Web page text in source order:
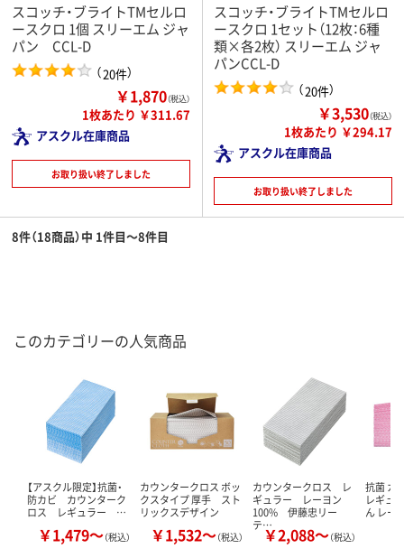
スコッチ・ブライトTMセルロ
ースクロ 1個 スリーエム ジャ
パン CCL-D
（20件）
￥1,870（税込）
1枚あたり ￥311.67
アスクル在庫商品
お取り扱い終了しました
スコッチ・ブライトTMセルロ
ースクロ 1セット（12枚：6種
類×各2枚） スリーエム ジャ
パンCCL-D
（20件）
￥3,530（税込）
1枚あたり ￥294.17
アスクル在庫商品
お取り扱い終了しました
8件（18商品）中 1件目～8件目
このカテゴリーの人気商品
【アスクル限定】抗菌・
防カビ カウンターク
ロス レギュラー …
￥1,479～（税込）
カウンタークロス ボッ
クスタイプ 厚手 スト
リックスデザイン
￥1,532～（税込）
カウンタークロス レ
ギュラー レーヨン
100% 伊藤忠リー
テ…￥2,088～（税込）
抗菌 カ
レギュ
ん レー